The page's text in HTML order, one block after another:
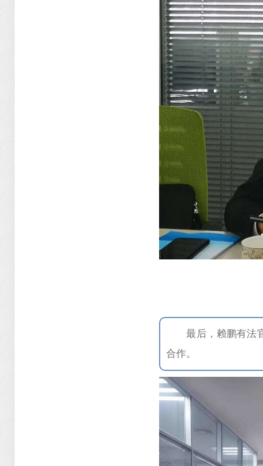
最后，赖鹏有法
合作。